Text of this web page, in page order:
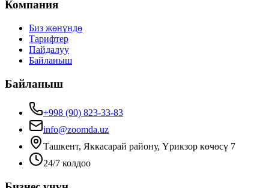
Компания
Биз жөнүндө
Тарифтер
Пайдалуу
Байланыш
Байланыш
+998 (90) 823-33-83
info@zoomda.uz
Ташкент, Яккасарай району, Үрикзор көчөсү 7
24/7 колдоо